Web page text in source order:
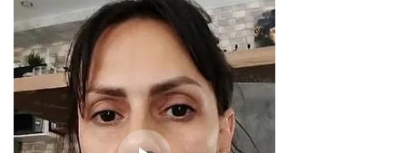
Мессенджеры
Свяжитесь с нами через любой удобный мессенджер!
Telegram WhatsApp
Vkontakte EMail